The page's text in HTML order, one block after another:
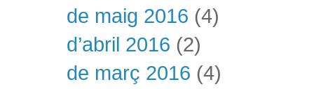
de maig 2016 (4)
d’abril 2016 (2)
de març 2016 (4)